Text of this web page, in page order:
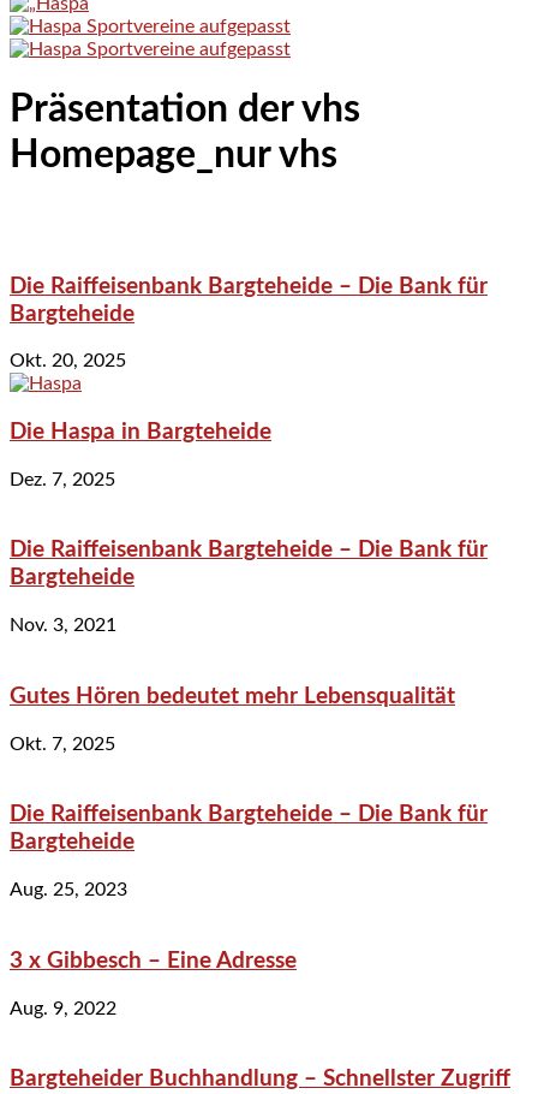
Präsentation der vhs
Homepage_nur vhs
Die Raiffeisenbank Bargteheide – Die Bank für
Bargteheide
Okt. 20, 2025
Die Haspa in Bargteheide
Dez. 7, 2025
Die Raiffeisenbank Bargteheide – Die Bank für
Bargteheide
Nov. 3, 2021
Gutes Hören bedeutet mehr Lebensqualität
Okt. 7, 2025
Die Raiffeisenbank Bargteheide – Die Bank für
Bargteheide
Aug. 25, 2023
3 x Gibbesch – Eine Adresse
Aug. 9, 2022
Bargteheider Buchhandlung – Schnellster Zugriff